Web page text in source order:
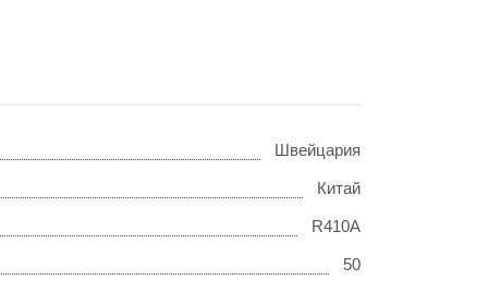
Швейцария
Китай
R410A
50